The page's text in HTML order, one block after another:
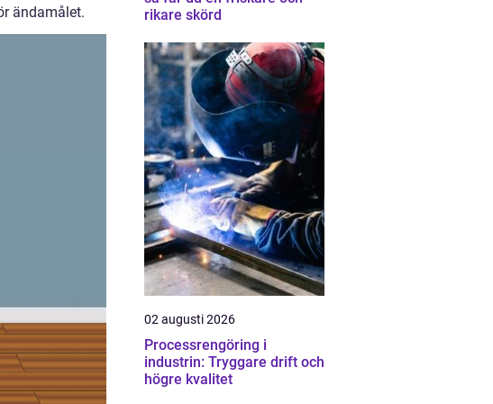
ändamålet.
rikare skörd
02 augusti 2026
Processrengöring i
industrin: Tryggare drift och
högre kvalitet